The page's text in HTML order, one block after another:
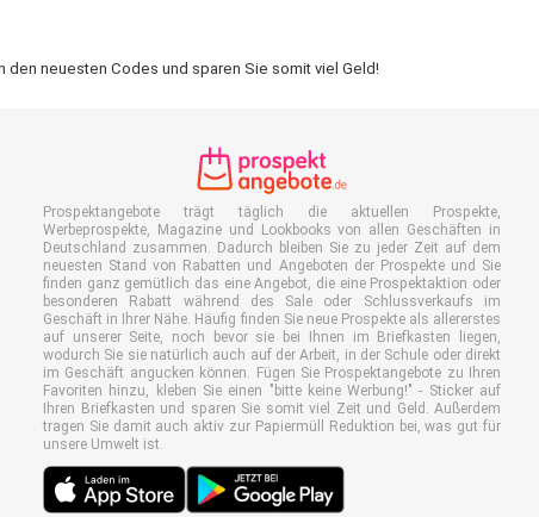
neuesten Codes und sparen Sie somit viel Geld!
Prospektangebote trägt täglich die aktuellen Prospekte,
Werbeprospekte, Magazine und Lookbooks von allen Geschäften in
Deutschland zusammen. Dadurch bleiben Sie zu jeder Zeit auf dem
neuesten Stand von Rabatten und Angeboten der Prospekte und Sie
finden ganz gemütlich das eine Angebot, die eine Prospektaktion oder
besonderen Rabatt während des Sale oder Schlussverkaufs im
Geschäft in Ihrer Nähe. Häufig finden Sie neue Prospekte als allererstes
auf unserer Seite, noch bevor sie bei Ihnen im Briefkasten liegen,
wodurch Sie sie natürlich auch auf der Arbeit, in der Schule oder direkt
im Geschäft angucken können. Fügen Sie Prospektangebote zu Ihren
Favoriten hinzu, kleben Sie einen "bitte keine Werbung!" - Sticker auf
Ihren Briefkasten und sparen Sie somit viel Zeit und Geld. Außerdem
tragen Sie damit auch aktiv zur Papiermüll Reduktion bei, was gut für
unsere Umwelt ist.